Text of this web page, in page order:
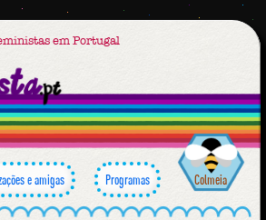
em Portugal
e amigas Programas Colmeia